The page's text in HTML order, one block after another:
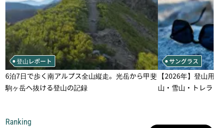
登山レポート
6泊7日で歩く南アルプス全山縦走。光岳から甲斐
駒ヶ岳へ抜ける登山の記録
サングラス
【2026年】登山
山・雪山・トレラ
Ranking